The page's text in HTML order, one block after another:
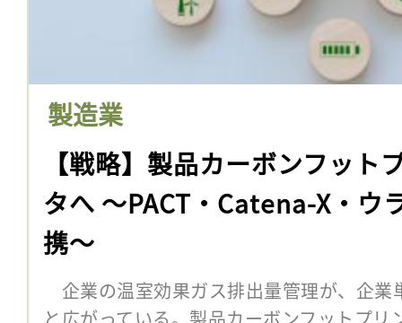
製造業
【戦略】製品カーボンフット
タへ 〜PACT・Catena-X・ウ
携〜
企業の温室効果ガス排出量管理が、企業